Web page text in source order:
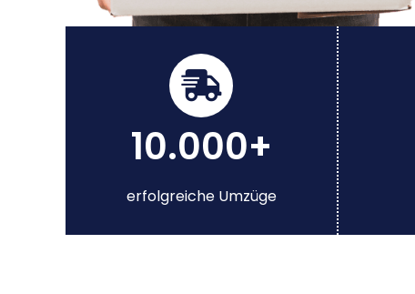
10.000+
erfolgreiche Umzüge